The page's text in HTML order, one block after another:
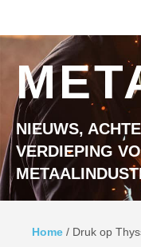
NIEUWS,
VERDIEPING
Home / Druk op